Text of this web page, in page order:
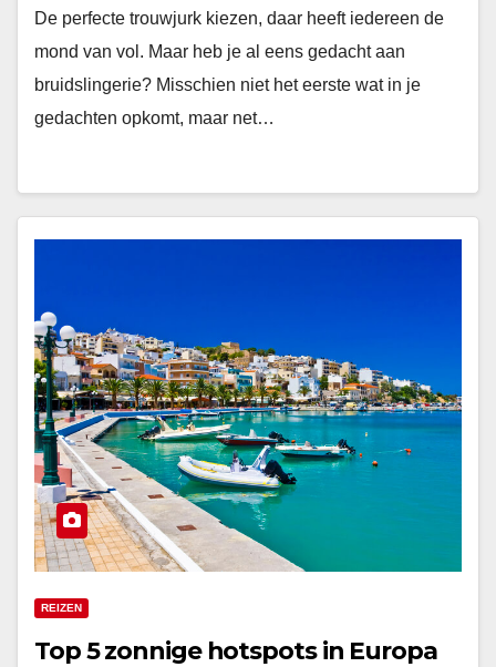
De perfecte trouwjurk kiezen, daar heeft iedereen de
mond van vol. Maar heb je al eens gedacht aan
bruidslingerie? Misschien niet het eerste wat in je
gedachten opkomt, maar net…
REIZEN
Top 5 zonnige hotspots in Europa